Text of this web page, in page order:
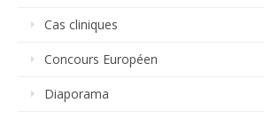
Cas cliniques
Concours Européen
Diaporama